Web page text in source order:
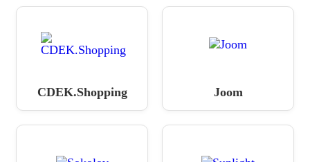
CDEK.Shopping Joom